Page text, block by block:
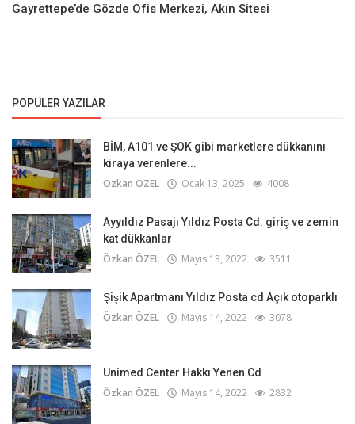
Gayrettepe’de Gözde Ofis Merkezi, Akın Sitesi
POPÜLER YAZILAR
BİM, A101 ve ŞOK gibi marketlere dükkanını
kiraya verenlere...
Özkan ÖZEL Ocak 13, 2025 4008
Ayyıldız Pasajı Yıldız Posta Cd. giriş ve zemin
kat dükkanlar
Özkan ÖZEL Mayıs 13, 2022 3511
Şişik Apartmanı Yıldız Posta cd Açık otoparklı
Özkan ÖZEL Mayıs 14, 2022 3078
Unimed Center Hakkı Yenen Cd
Özkan ÖZEL Mayıs 14, 2022 2832